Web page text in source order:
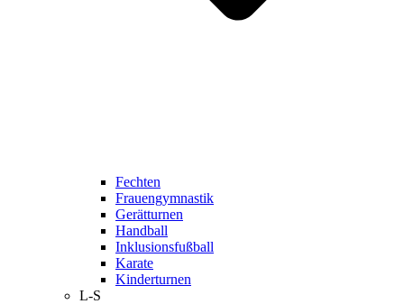
Fechten
Frauengymnastik
Gerätturnen
Handball
Inklusionsfußball
Karate
Kinderturnen
L-S